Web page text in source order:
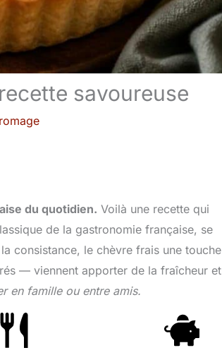
savoureuse
du quotidien. Voilà une recette qui
de la gastronomie française, se
consistance, le chèvre frais une touche
— viennent apporter de la fraîcheur et
en famille ou entre amis.